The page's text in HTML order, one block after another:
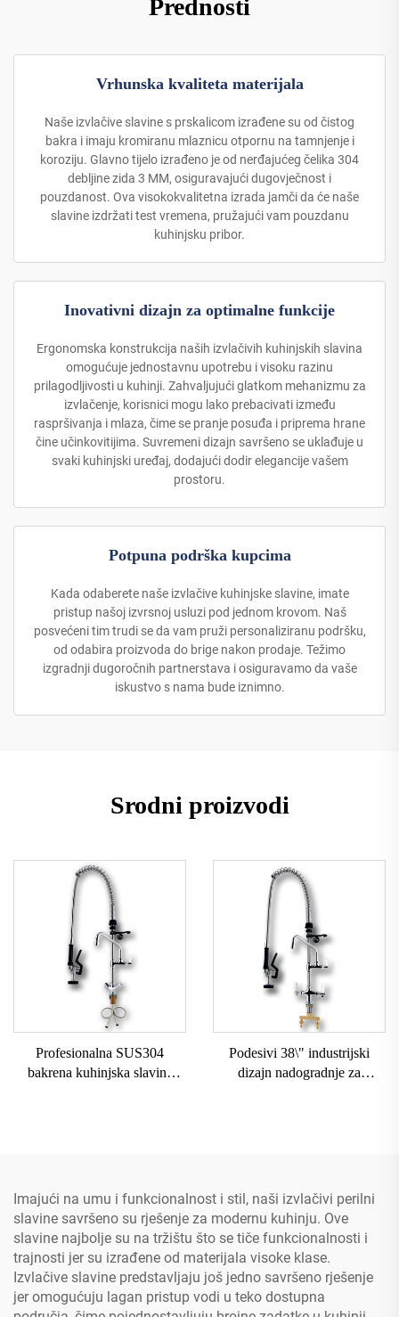
Prednosti
Vrhunska kvaliteta materijala
Naše izvlačive slavine s prskalicom izrađene su od čistog
bakra i imaju kromiranu mlaznicu otpornu na tamnjenje i
koroziju. Glavno tijelo izrađeno je od nerđajućeg čelika 304
debljine zida 3 MM, osiguravajući dugovječnost i
pouzdanost. Ova visokokvalitetna izrada jamči da će naše
slavine izdržati test vremena, pružajući vam pouzdanu
kuhinjsku pribor.
Inovativni dizajn za optimalne funkcije
Ergonomska konstrukcija naših izvlačivih kuhinjskih slavina
omogućuje jednostavnu upotrebu i visoku razinu
prilagodljivosti u kuhinji. Zahvaljujući glatkom mehanizmu za
izvlačenje, korisnici mogu lako prebacivati između
raspršivanja i mlaza, čime se pranje posuđa i priprema hrane
čine učinkovitijima. Suvremeni dizajn savršeno se uklađuje u
svaki kuhinjski uređaj, dodajući dodir elegancije vašem
prostoru.
Potpuna podrška kupcima
Kada odaberete naše izvlačive kuhinjske slavine, imate
pristup našoj izvrsnoj usluzi pod jednom krovom. Naš
posvećeni tim trudi se da vam pruži personaliziranu podršku,
od odabira proizvoda do brige nakon prodaje. Težimo
izgradnji dugoročnih partnerstava i osiguravamo da vaše
iskustvo s nama bude iznimno.
Srodni proizvodi
Profesionalna SUS304
bakrena kuhinjska slavina
Podesivi 38\" industrijski
dizajn nadogradnje za
Imajući na umu i funkcionalnost i stil, naši izvlačivi perilni
slavine savršeno su rješenje za modernu kuhinju. Ove
slavine najbolje su na tržištu što se tiče funkcionalnosti i
trajnosti jer su izrađene od materijala visoke klase.
Izvlačive slavine predstavljaju još jedno savršeno rješenje
jer omogućuju lagan pristup vodi u teko dostupna